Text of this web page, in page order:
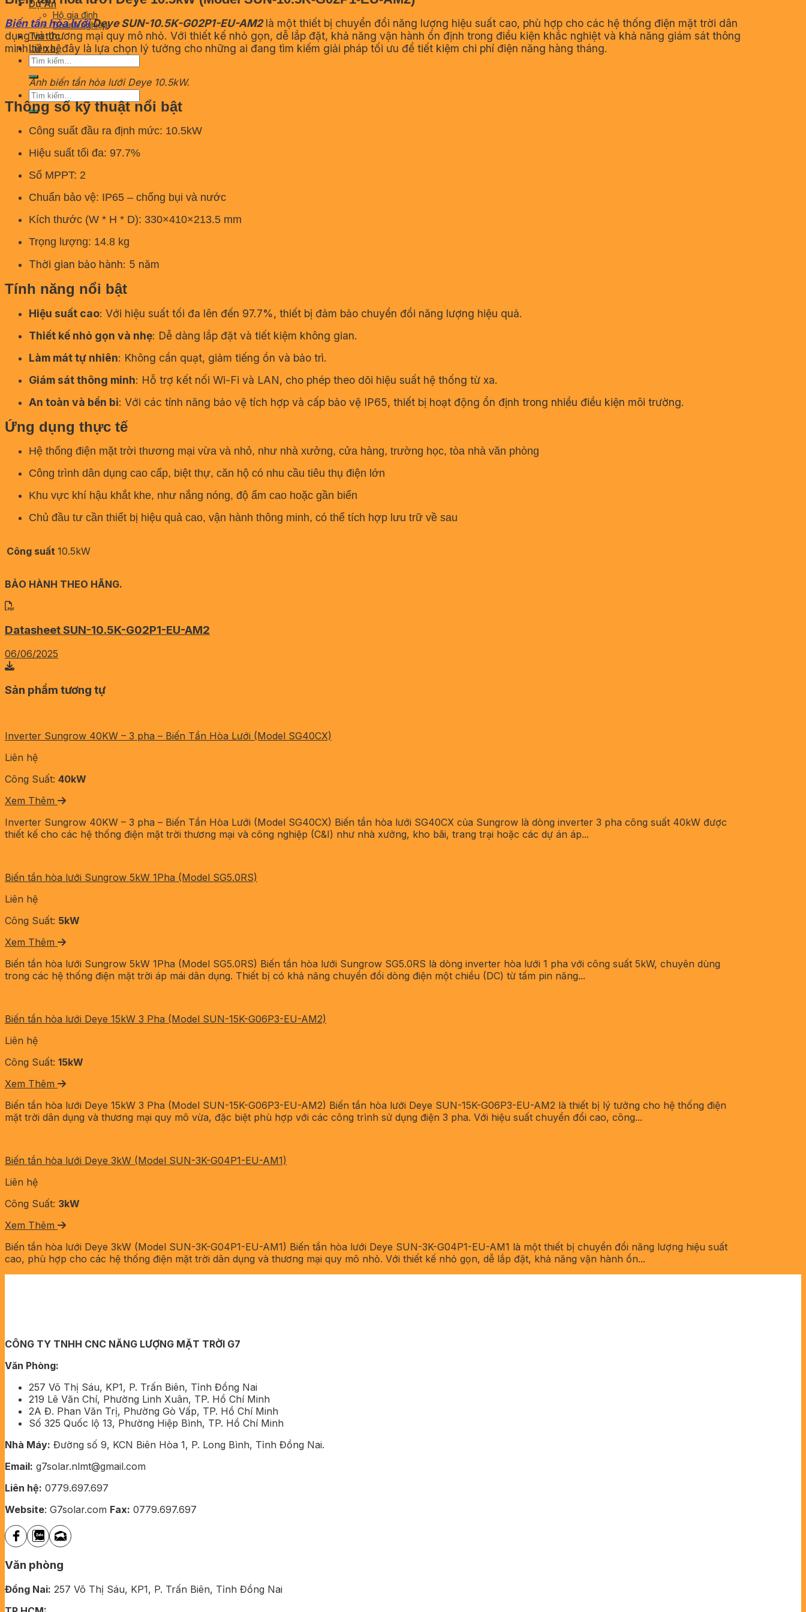
Dự Án
Hộ gia đình
Doanh nghiệp
Tin tức
Liên hệ
Tìm
Tìm
kiếm:
Biến tần hòa lướiDeye SUN-10.5K-G02P1-EU-AM2là một thiết bị chuyển đổi năng lượng hiệu suất cao, phù hợp cho các hệ thống điện mặt trời dân
dụng và thương mại quy mô nhỏ. Với thiết kế nhỏ gọn, dễ lắp đặt, khả năng vận hành ổn định trong điều kiện khắc nghiệt và khả năng giám sát thông
minh từ xa, đây là lựa chọn lý tưởng cho những ai đang tìm kiếm giải pháp tối ưu để tiết kiệm chi phí điện năng hàng tháng.
Ảnh biến tần hòa lưới Deye 10.5kW.
Thông số kỹ thuật nổi bật
Công suất đầu ra định mức: 10.5kW
Hiệu suất tối đa: 97.7%
Số MPPT: 2
Chuẩn bảo vệ: IP65 – chống bụi và nước
Kích thước (W * H * D): 330×410×213.5 mm
Trọng lượng: 14.8 kg
Thời gian bảo hành: 5 năm
Tính năng nổi bật
Hiệu suất cao: Với hiệu suất tối đa lên đến 97.7%, thiết bị đảm bảo chuyển đổi năng lượng hiệu quả.
Thiết kế nhỏ gọn và nhẹ: Dễ dàng lắp đặt và tiết kiệm không gian.
Làm mát tự nhiên: Không cần quạt, giảm tiếng ồn và bảo trì.
Giám sát thông minh: Hỗ trợ kết nối Wi-Fi và LAN, cho phép theo dõi hiệu suất hệ thống từ xa.
An toàn và bền bỉ: Với các tính năng bảo vệ tích hợp và cấp bảo vệ IP65, thiết bị hoạt động ổn định trong nhiều điều kiện môi trường.
Ứng dụng thực tế
Hệ thống điện mặt trời thương mại vừa và nhỏ, như nhà xưởng, cửa hàng, trường học, tòa nhà văn phòng
Công trình dân dụng cao cấp, biệt thự, căn hộ có nhu cầu tiêu thụ điện lớn
Khu vực khí hậu khắt khe, như nắng nóng, độ ẩm cao hoặc gần biển
Chủ đầu tư cần thiết bị hiệu quả cao, vận hành thông minh, có thể tích hợp lưu trữ về sau
Công suất 10.5kW
BẢO HÀNH THEO HÃNG.
Datasheet SUN-10.5K-G02P1-EU-AM2
06/06/2025
Sản phẩm tương tự
Inverter Sungrow 40KW – 3 pha – Biến Tần Hòa Lưới (Model SG40CX)
Liên hệ
Công Suất: 40kW
Xem Thêm
Inverter Sungrow 40KW – 3 pha – Biến Tần Hòa Lưới (Model SG40CX) Biến tần hòa lưới SG40CX của Sungrow là dòng inverter 3 pha công suất 40kW được
thiết kế cho các hệ thống điện mặt trời thương mại và công nghiệp (C&I) như nhà xưởng, kho bãi, trang trại hoặc các dự án áp...
Biến tần hòa lưới Sungrow 5kW 1Pha (Model SG5.0RS)
Liên hệ
Công Suất: 5kW
Xem Thêm
Biến tần hòa lưới Sungrow 5kW 1Pha (Model SG5.0RS) Biến tần hòa lưới Sungrow SG5.0RS là dòng inverter hòa lưới 1 pha với công suất 5kW, chuyên dùng
trong các hệ thống điện mặt trời áp mái dân dụng. Thiết bị có khả năng chuyển đổi dòng điện một chiều (DC) từ tấm pin năng...
Biến tần hòa lưới Deye 15kW 3 Pha (Model SUN-15K-G06P3-EU-AM2)
Liên hệ
Công Suất: 15kW
Xem Thêm
Biến tần hòa lưới Deye 15kW 3 Pha (Model SUN-15K-G06P3-EU-AM2) Biến tần hòa lưới Deye SUN-15K-G06P3-EU-AM2 là thiết bị lý tưởng cho hệ thống điện
mặt trời dân dụng và thương mại quy mô vừa, đặc biệt phù hợp với các công trình sử dụng điện 3 pha. Với hiệu suất chuyển đổi cao, công...
Biến tần hòa lưới Deye 3kW (Model SUN-3K-G04P1-EU-AM1)
Liên hệ
Công Suất: 3kW
Xem Thêm
Biến tần hòa lưới Deye 3kW (Model SUN-3K-G04P1-EU-AM1) Biến tần hòa lưới Deye SUN-3K-G04P1-EU-AM1 là một thiết bị chuyển đổi năng lượng hiệu suất
cao, phù hợp cho các hệ thống điện mặt trời dân dụng và thương mại quy mô nhỏ. Với thiết kế nhỏ gọn, dễ lắp đặt, khả năng vận hành ổn...
CÔNG TY TNHH CNC NĂNG LƯỢNG MẶT TRỜI G7
Văn Phòng:
257 Võ Thị Sáu, KP1, P. Trấn Biên, Tỉnh Đồng Nai
219 Lê Văn Chí, Phường Linh Xuân, TP. Hồ Chí Minh
2A Đ. Phan Văn Trị, Phường Gò Vấp, TP. Hồ Chí Minh
Số 325 Quốc lộ 13, Phường Hiệp Bình, TP. Hồ Chí Minh
Nhà Máy: Đường số 9, KCN Biên Hòa 1, P. Long Bình, Tỉnh Đồng Nai.
Email: g7solar.nlmt@gmail.com
Liên hệ: 0779.697.697
Website: G7solar.com Fax: 0779.697.697
Văn phòng
Đồng Nai: 257 Võ Thị Sáu, KP1, P. Trấn Biên, Tỉnh Đồng Nai